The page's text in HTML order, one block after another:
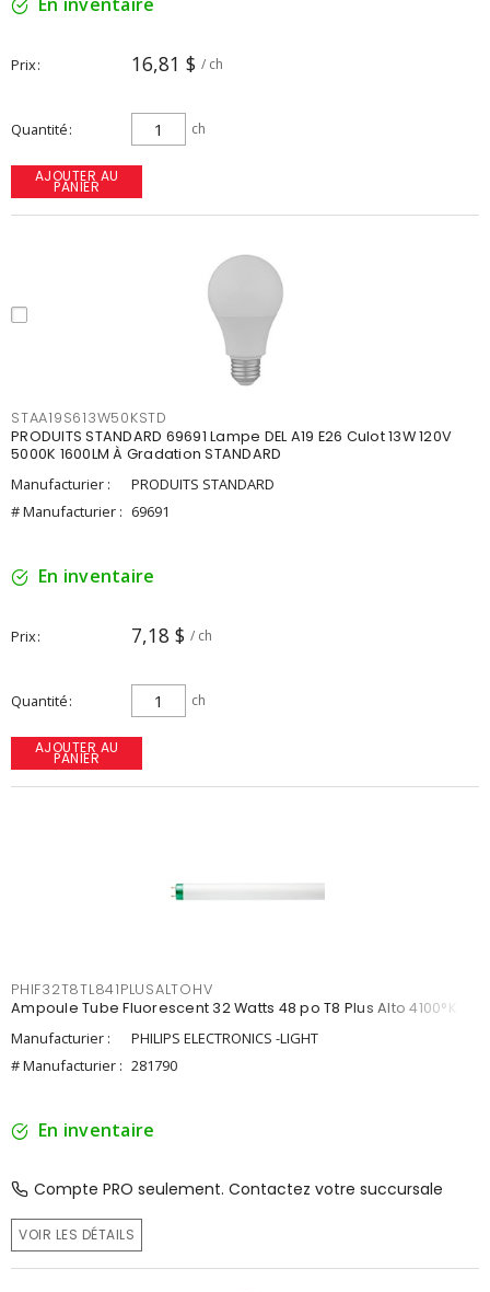
Prix 16,81 $ / ch
Quantité ch
AJOUTER AU
PANIER
STAA19S613W50KSTD
PRODUITS STANDARD 69691 Lampe DEL A19 E26 Culot 13W 120V
5000K 1600LM À Gradation STANDARD
Manufacturier :
PRODUITS STANDARD
# Manufacturier : 69691
En inventaire
Prix 7,18 $ / ch
Quantité ch
AJOUTER AU
PANIER
PHIF32T8TL841PLUSALTOHV
Ampoule Tube Fluorescent 32 Watts 48 po T8 Plus Alto 4100°K
Manufacturier :
PHILIPS ELECTRONICS -LIGHT
# Manufacturier : 281790
En inventaire
Compte PRO seulement. Contactez votre succursale
VOIR LES DÉTAILS